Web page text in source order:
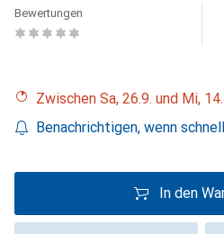
Bewertungen
Zwischen Sa, 26.9. und Mi,
Benachrichtigen, wenn
In den